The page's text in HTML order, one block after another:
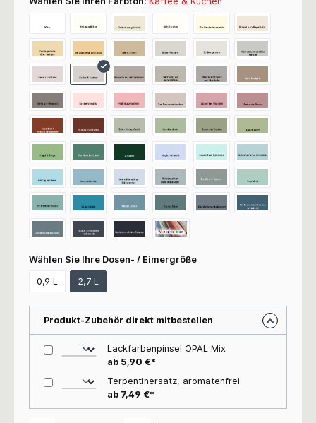
Wählen Sie Ihre Dosen- / Eimergröße
0,9 L 2,7 L
Produkt-Zubehör direkt mitbestellen
Lackfarbenpinsel OPAL Mix
ab 5,90 €*
Terpentinersatz, aromatenfrei
ab 7,49 €*